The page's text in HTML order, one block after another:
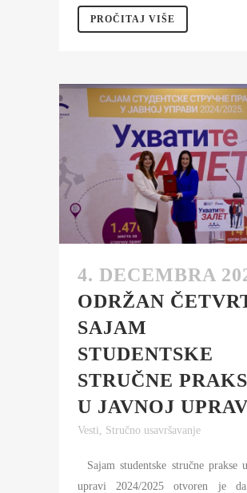
PROČITAJ VIŠE
4. DECEMBRA
ODRŽAN
SAJAM
STUDENTSKE
STRUČNE
U JAVNOJ
Vesti Stručno usavršavanje
Sajam studentske stručne prakse
upravi 2024/2025 otvoren je